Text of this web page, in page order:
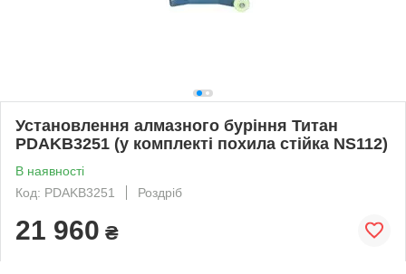
Установлення алмазного буріння Титан
PDAKB3251 (у комплекті похила стійка NS112)
В наявності
Код: PDAKB3251
Роздріб
21 960 ₴